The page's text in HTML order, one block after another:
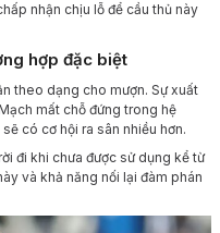
nhận chịu lỗ để cầu thủ này
hợp đặc biệt
theo dạng cho mượn. Sự xuất
mất chỗ đứng trong hệ
có cơ hội ra sân nhiều hơn.
đi khi chưa được sử dụng kể từ
và khả năng nối lại đàm phán